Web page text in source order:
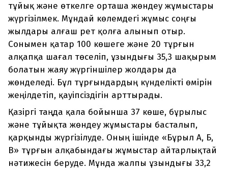
тұйық және өткелге орташа жөндеу жұмыстары
жүргізілмек. Мұндай көлемдегі жұмыс соңғы
жылдары алғаш рет қолға алынып отыр.
Сонымен қатар 100 көшеге және 20 тұрғын
алқапқа шағал төселіп, ұзындығы 35,3 шақырым
болатын жаяу жүргіншілер жолдары да
жөнделеді. Бұл тұрғындардың күнделікті өмірін
жеңілдетіп, қауіпсіздігін арттырады.
Қазіргі таңда қала бойынша 37 көше, бұрылыс
және тұйықта жөндеу жұмыстары басталып,
қарқынды жүргізілуде. Оның ішінде «Бұрыл А, Б,
В» тұрғын алқабындағы жұмыстар айтарлықтай
нәтижесін беруде. Мұнда жалпы ұзындығы 33,2